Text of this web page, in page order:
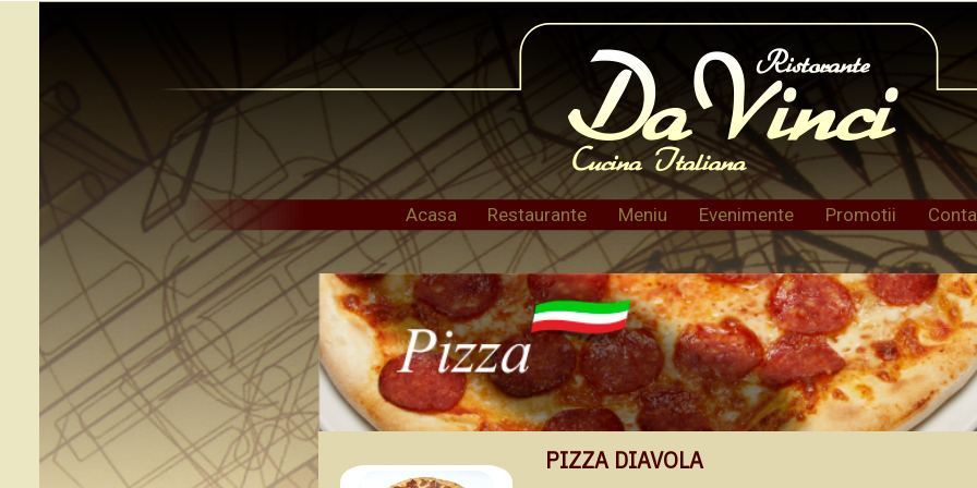
Acasa Restaurante Meniu Evenimente Promotii
PIZZA DIAVOLA